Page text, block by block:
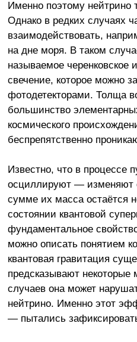
Именно поэтому нейтрино
Однако в редких случаях
взаимодействовать,
на дне моря. В таком
называемое
свечение, которое можно
фотодетекторами. Толща
большинство
космического
беспрепятственно
Известно, что в процессе
осциллируют — изменяют
сумме их масса остаётся
состоянии квантовой
фундаментальное
можно описать понятием
квантовая гравитация
предсказывают некоторые
случаев она может
нейтрино. Именно этот
— пытались